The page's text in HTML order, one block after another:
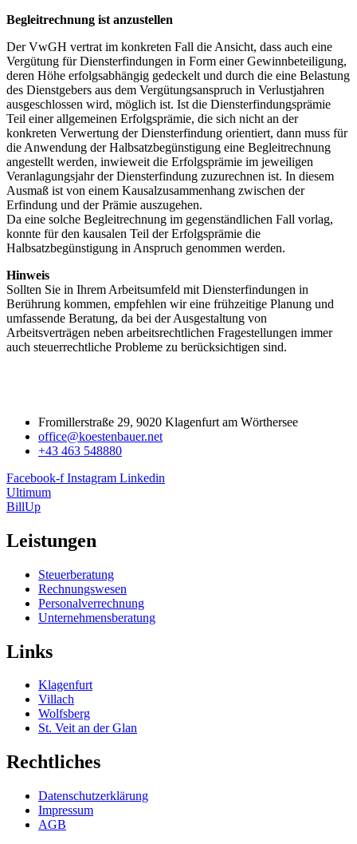
Begleitrechnung ist anzustellen
Der VwGH vertrat im konkreten Fall die Ansicht, dass auch eine
Vergütung für Diensterfindungen in Form einer Gewinnbeteiligung,
deren Höhe erfolgsabhängig gedeckelt und durch die eine Belastung
des Dienstgebers aus dem Vergütungsanspruch in Verlustjahren
ausgeschlossen wird, möglich ist. Ist die Diensterfindungsprämie
Teil einer allgemeinen Erfolgsprämie, die sich nicht an der
konkreten Verwertung der Diensterfindung orientiert, dann muss für
die Anwendung der Halbsatzbegünstigung eine Begleitrechnung
angestellt werden, inwieweit die Erfolgsprämie im jeweiligen
Veranlagungsjahr der Diensterfindung zuzurechnen ist. In diesem
Ausmaß ist von einem Kausalzusammenhang zwischen der
Erfindung und der Prämie auszugehen.
Da eine solche Begleitrechnung im gegenständlichen Fall vorlag,
konnte für den kausalen Teil der Erfolgsprämie die
Halbsatzbegünstigung in Anspruch genommen werden.
Hinweis
Sollten Sie in Ihrem Arbeitsumfeld mit Diensterfindungen in
Berührung kommen, empfehlen wir eine frühzeitige Planung und
umfassende Beratung, da bei der Ausgestaltung von
Arbeitsverträgen neben arbeitsrechtlichen Fragestellungen immer
auch steuerrechtliche Probleme zu berücksichtigen sind.
Fromillerstraße 29, 9020 Klagenfurt am Wörthersee
office@koestenbauer.net
+43 463 548880
Facebook-f Instagram Linkedin
Ultimum
BillUp
Leistungen
Steuerberatung
Rechnungswesen
Personalverrechnung
Unternehmensberatung
Links
Klagenfurt
Villach
Wolfsberg
St. Veit an der Glan
Rechtliches
Datenschutzerklärung
Impressum
AGB